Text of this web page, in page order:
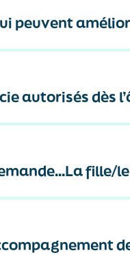
peuvent
autorisés dès
fille/